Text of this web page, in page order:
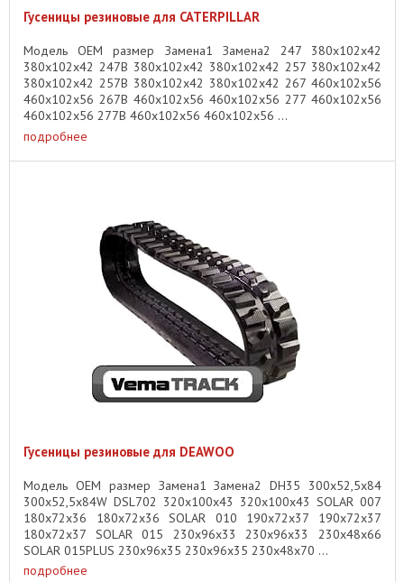
Гусеницы резиновые для CATERPILLAR
Модель OEM размер Замена1 Замена2 247 380x102x42
380x102x42 247B 380x102x42 380x102x42 257 380x102x42
380x102x42 257B 380x102x42 380x102x42 267 460x102x56
460x102x56 267B 460x102x56 460x102x56 277 460x102x56
460x102x56 277B 460x102x56 460x102x56 ...
подробнее
Гусеницы резиновые для DEAWOO
Модель OEM размер Замена1 Замена2 DH35 300x52,5x84
300x52,5x84W DSL702 320x100x43 320x100x43 SOLAR 007
180x72x36 180x72x36 SOLAR 010 190x72x37 190x72x37
180x72x37 SOLAR 015 230x96x33 230x96x33 230x48x66
SOLAR 015PLUS 230x96x35 230x96x35 230x48x70 ...
подробнее